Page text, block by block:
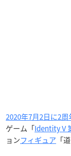
2020年7月2日に2周
ゲーム「Identity V
ョンフィギュア 「